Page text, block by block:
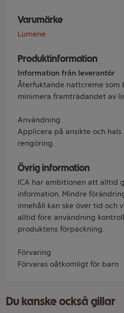
Varumärke
Lumene
Produktinformation
Information från leverantör
Återfuktande nattcreme som
minimera framträdandet av
Användning
Applicera på ansikte och
rengöring.
Övrig information
ICA har ambitionen att alltid
information. Mindre
innehåll kan ske över tid och
alltid före användning
produktens förpackning.
Förvaring
Förvaras oåtkomligt för barn
Du kanske också gillar